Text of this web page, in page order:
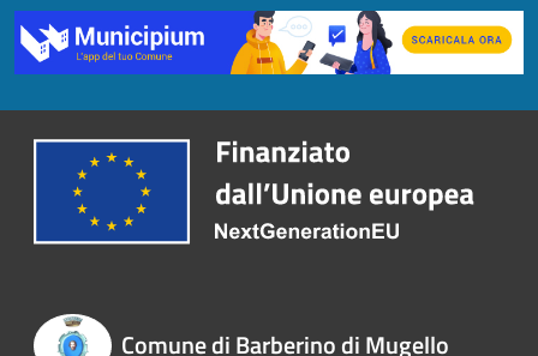
Comune di Barberino di Mugello